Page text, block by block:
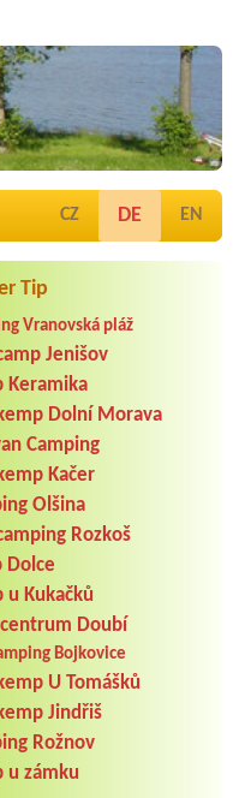
CZ DE EN
Tip
Vranovská pláž
Jenišov
Keramika
Dolní Morava
Camping
Kačer
Olšina
Rozkoš
Dolce
u Kukačků
Doubí
Bojkovice
U Tomášků
Jindřiš
Rožnov
u zámku
2026-08-20 |
2 dospělí, 2 děti 9 a 6 let